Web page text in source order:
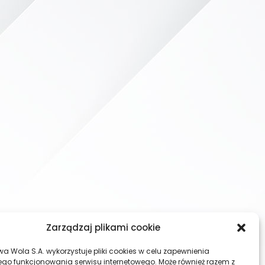
Zarządzaj plikami cookie
Wola S.A. wykorzystuje pliki cookies w celu zapewnienia
funkcjonowania serwisu internetowego. Może również razem z